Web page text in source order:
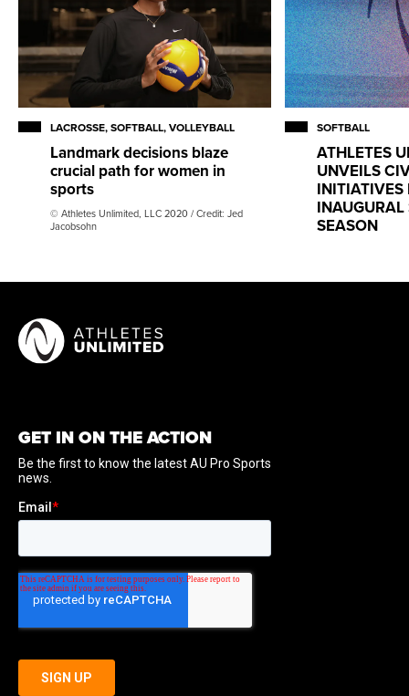
LACROSSE, SOFTBALL, VOLLEYBALL
Landmark decisions blaze
crucial path for women in
sports
© Athletes Unlimited, LLC 2020 / Credit: Jed
Jacobsohn
SOFTBALL
ATHLETES
UNVEILS
INITIATIVES
SEASON
GET IN ON THE ACTION